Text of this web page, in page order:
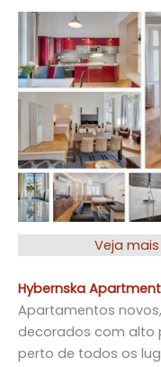
Veja
Hybernska
Apartamentos
decorados com alto
perto de todos os